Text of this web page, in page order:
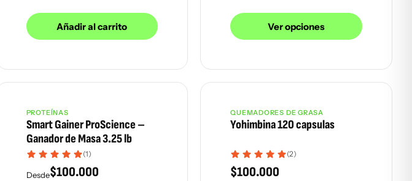
Añadir al carrito Ver opciones
PROTEÍNAS
Smart Gainer ProScience –
Ganador de Masa 3.25 lb
(1)
Desde$100.000
Agotado
QUEMADORES DE GRASA
Yohimbina 120 capsulas
(2)
$100.000